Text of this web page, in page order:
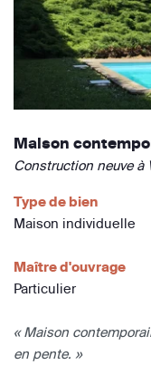
Maison
Construction neuve à
Type de bien
Maison individuelle
Maître d'ouvrage
Particulier
« Maison
en pente. »